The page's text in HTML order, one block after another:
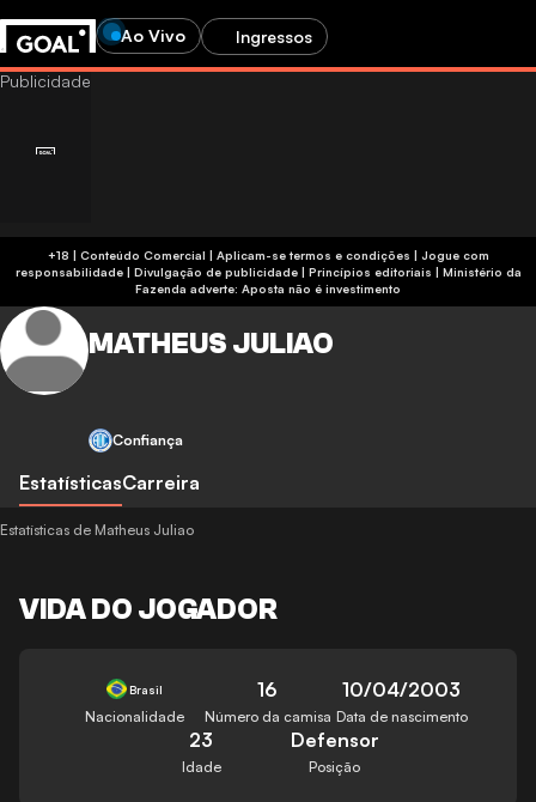
Ao Vivo Ingressos
+18 | Conteúdo Comercial | Aplicam-se termos e condições | Jogue com
responsabilidade| Divulgação de publicidade| Princípios editoriais | Ministério da
Fazenda adverte: Aposta não é investimento
MATHEUS JULIAO
Confiança
EstatísticasCarreira
Estatísticas de Matheus Juliao
VIDA DO JOGADOR
Brasil
Nacionalidade
16
Número da camisa
10/04/2003
Data de nascimento
23
Idade
Defensor
Posição